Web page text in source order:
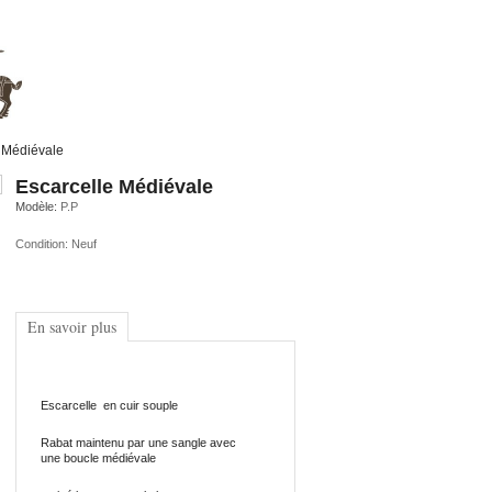
Escarcelle Médiévale
Modèle: P.P
Condition: Neuf
En savoir plus
Escarcelle en cuir souple
Rabat maintenu par une sangle avec
une boucle médiévale